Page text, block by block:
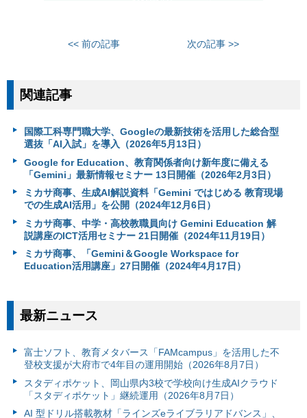
<< 前の記事 次の記事 >>
関連記事
国際工科専門職大学、Googleの最新技術を活用した総合型
選抜「AI入試」を導入（2026年5月13日）
Google for Education、教育関係者向け新年度に備える
「Gemini」最新情報セミナー 13日開催（2026年2月3日）
ミカサ商事、生成AI解説資料「Gemini ではじめる 教育現場
での生成AI活用」を公開（2024年12月6日）
ミカサ商事、中学・高校教職員向け Gemini Education 解
説講座のICT活用セミナー 21日開催（2024年11月19日）
ミカサ商事、「Gemini＆Google Workspace for
Education活用講座」27日開催（2024年4月17日）
最新ニュース
富⼠ソフト、教育メタバース「FAMcampus」を活用した不
登校支援が大府市で4年目の運用開始（2026年8月7日）
スタディポケット、岡山県内3校で学校向け生成AIクラウド
「スタディポケット」継続運用（2026年8月7日）
AI 型ドリル搭載教材「ラインズeライブラリアドバンス」、